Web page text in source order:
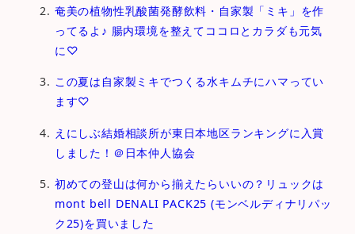
奄美の植物性乳酸菌発酵飲料・自家製「ミキ」を作
ってるよ♪ 腸内環境を整えてココロとカラダも元気
に♡
この夏は自家製ミキでつくる水キムチにハマってい
ます♡
えにしぶ結婚相談所が東日本地区ランキングに入賞
しました！＠日本仲人協会
初めての登山は何から揃えたらいいの？リュックは
mont bell DENALI PACK25 (モンベルディナリパッ
ク25)を買いました